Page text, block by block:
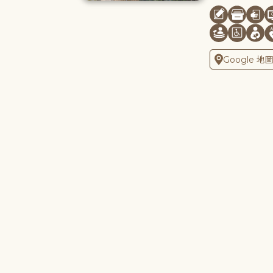
Google 地